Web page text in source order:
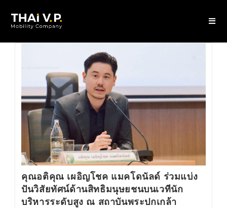
คุณอติคุณ เผอิญโชค แมคโดนัลด์ ร่วมแบ่ง
ปันวิสัยทัศน์ด้านสิทธิมนุษยชนบนเวทีนัก
บริหารระดับสูง ณ สถาบันพระปกเกล้า